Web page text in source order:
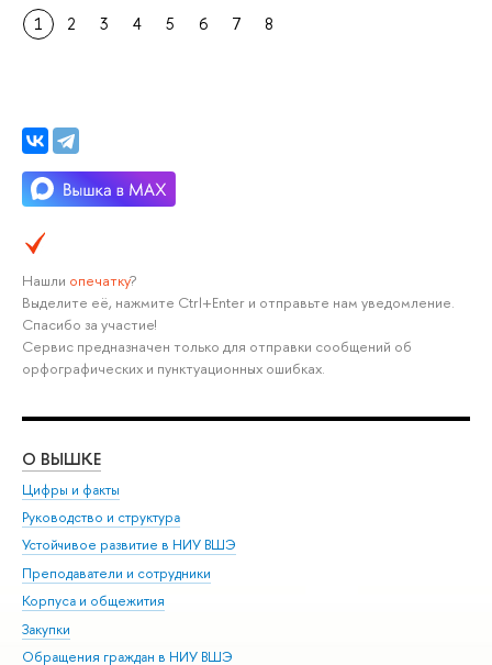
1 2 3 4 5 6 7 8
Нашли опечатку?
Выделите её, нажмите Ctrl+Enter и отправьте нам уведомление.
Спасибо за участие!
Сервис предназначен только для отправки сообщений об
орфографических и пунктуационных ошибках.
О ВЫШКЕ
Цифры и факты
Руководство и структура
Устойчивое развитие в НИУ ВШЭ
Преподаватели и сотрудники
Корпуса и общежития
Закупки
Обращения граждан в НИУ ВШЭ